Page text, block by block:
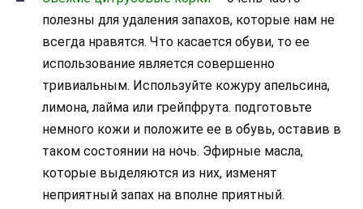
полезны для удаления запахов, которые нам не
всегда нравятся. Что касается обуви, то ее
использование является совершенно
тривиальным. Используйте кожуру апельсина,
лимона, лайма или грейпфрута. подготовьте
немного кожи и положите ее в обувь, оставив в
таком состоянии на ночь. Эфирные масла,
которые выделяются из них, изменят
неприятный запах на вполне приятный.